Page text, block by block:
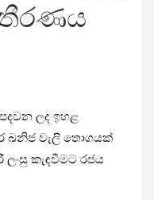
තීරණය
ලද ඉහළ
ඛනිජ වැලි තොගයක්
කැඳවීමට රජය